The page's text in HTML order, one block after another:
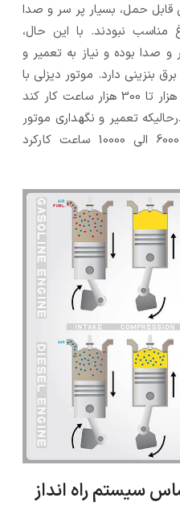
قابل حمل، بسیار پر سر و صدا
مناسب نبودند. با این حال،
و صدا بوده و نیاز به تعمیر و
بنزینی دارد. موتور دیزلی با
1800 دور در دقیقه می‌تواند 12 هزار تا 300 هزار ساعت کار کند
تعمیر و نگهداری موتور
بنزینی مشابه، بعد از حدود 6000 الی 10000 ساعت کارکرد